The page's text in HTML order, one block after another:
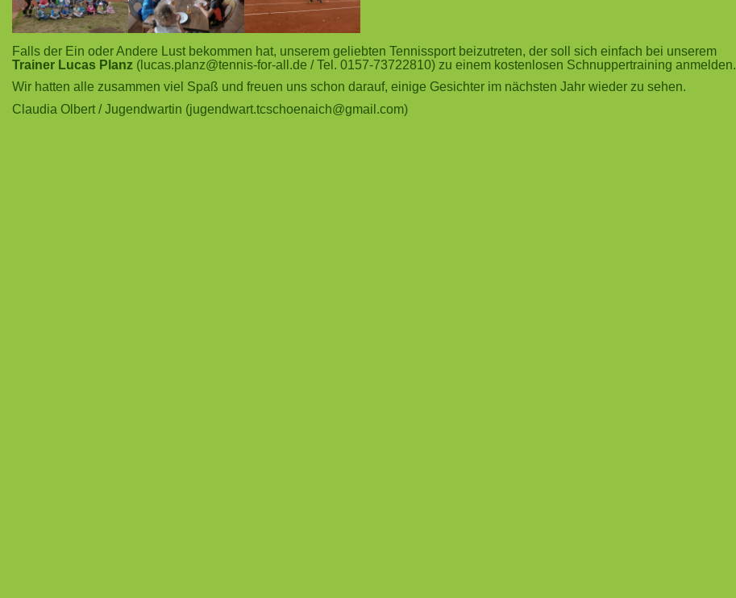
Falls der Ein oder Andere Lust bekommen hat, unserem geliebten Tennissport beizutreten, der soll sich einfach bei unserem
Trainer Lucas Planz ( lucas.planz@tennis-for-all.de / Tel. 0157-73722810) zu einem kostenlosen Schnuppertraining anmelden.
Wir hatten alle zusammen viel Spaß und freuen uns schon darauf, einige Gesichter im nächsten Jahr wieder zu sehen.
Claudia Olbert / Jugendwartin (jugendwart.tcschoenaich@gmail.com)